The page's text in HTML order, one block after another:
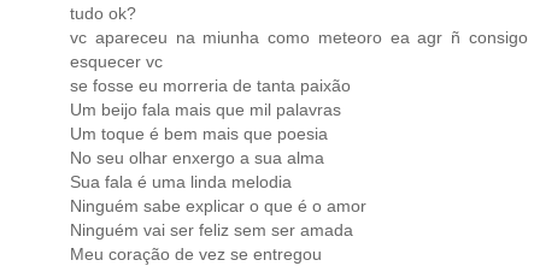
tudo ok?
vc apareceu na miunha como meteoro ea agr ñ consigo
esquecer vc
se fosse eu morreria de tanta paixão
Um beijo fala mais que mil palavras
Um toque é bem mais que poesia
No seu olhar enxergo a sua alma
Sua fala é uma linda melodia
Ninguém sabe explicar o que é o amor
Ninguém vai ser feliz sem ser amada
Meu coração de vez se entregou